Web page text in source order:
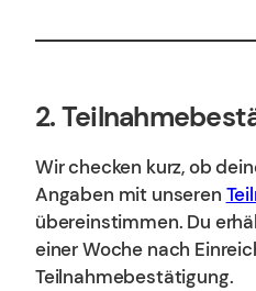
2.
Wir checken kurz, ob
Angaben mit unseren
übereinstimmen. Du
einer Woche nach
Teilnahmebestätigung.